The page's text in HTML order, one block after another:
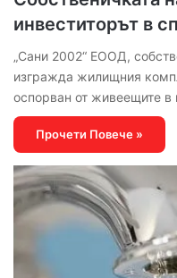
инвеститорът в
„Сани 2002“ ЕООД,
изгражда жилищния
оспорван от живеещите в
Прочети Повече »